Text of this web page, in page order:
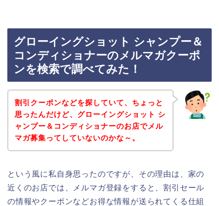
グローイングショット シャンプー＆
コンディショナーのメルマガクーポ
ンを検索で調べてみた！
割引クーポンなどを探していて、ちょっと
思ったんだけど、グローイングショット シ
ャンプー＆コンディショナーのお店でメル
マガ募集ってしていないのかな～。
という風に私自身思ったのですが、その理由は、家の
近くのお店では、メルマガ登録をすると、割引セール
の情報やクーポンなどお得な情報が送られてくる仕組